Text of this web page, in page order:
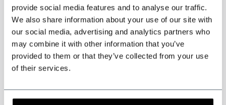
provide social media features and to analyse our traffic.
We also share information about your use of our site with
our social media, advertising and analytics partners who
may combine it with other information that you’ve
provided to them or that they’ve collected from your use
of their services.
*Cliquez sur le logo PDF pour télécharger notre guide des
tailles*
généralement de 5 à 6 semaines.Des droits de douane et
d'importation peuvent s'appliquer et relèvent de la seule responsabilité du